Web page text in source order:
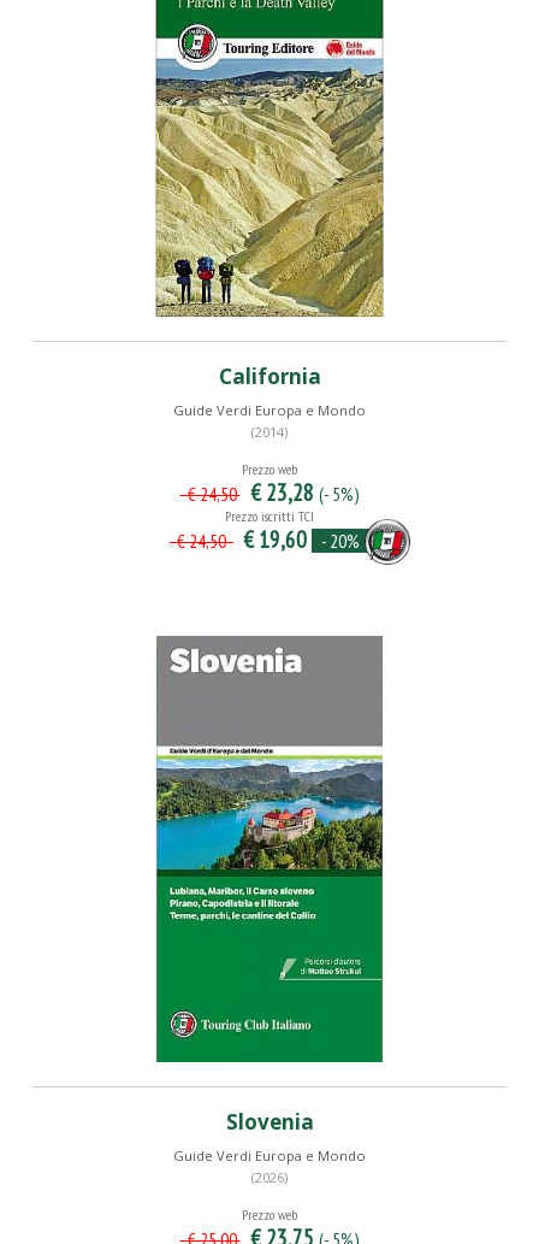
California
Guide Verdi Europa e Mondo
(2014)
Prezzo web
€ 24,50 € 23,28 (- 5%)
Prezzo iscritti TCI
€ 24,50 € 19,60 - 20%
Slovenia
Guide Verdi Europa e Mondo
(2026)
Prezzo web
€ 23,75 (- 5%)